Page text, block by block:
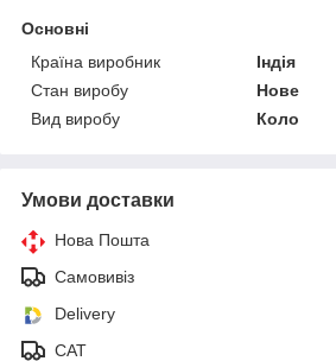
Основні
Країна виробник
Індія
Стан виробу
Нове
Вид виробу
Коло
Умови доставки
Нова Пошта
Самовивіз
Delivery
САТ